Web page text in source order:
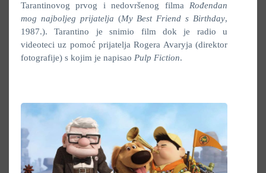
Tarantinovog prvog i nedovršenog filma Rođendan
mog najboljeg prijatelja (My Best Friend s Birthday,
1987.). Tarantino je snimio film dok je radio u
videoteci uz pomoć prijatelja Rogera Avaryja (direktor
fotografije) s kojim je napisao Pulp Fiction.